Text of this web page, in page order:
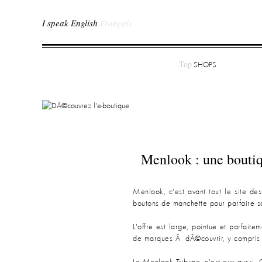
I speak English Français
Top SHOPS
Menlook : une
Menlook, c'est avant tout le site
boutons de manchette pour parfaire
L'offre est large, pointue et
de marques Ã dÃ©couvrir, y